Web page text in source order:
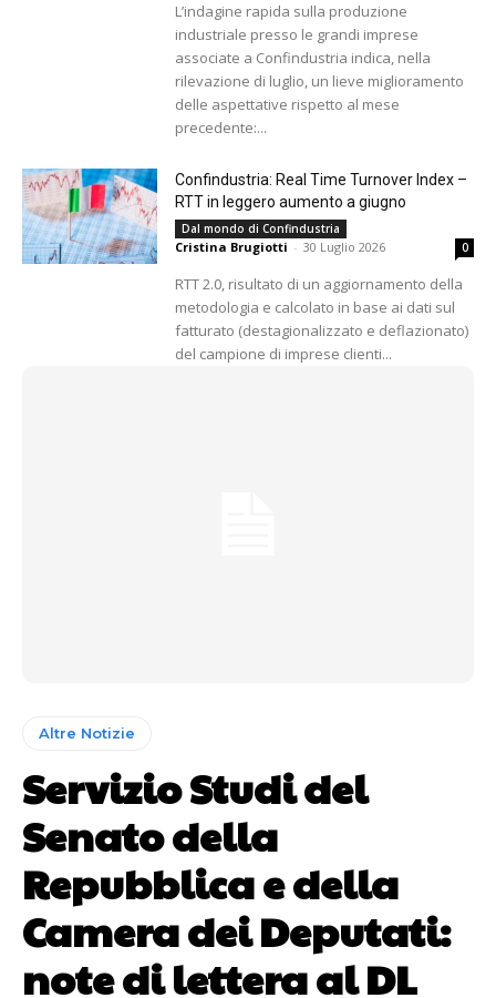
L’indagine rapida sulla produzione
industriale presso le grandi imprese
associate a Confindustria indica, nella
rilevazione di luglio, un lieve miglioramento
delle aspettative rispetto al mese
precedente:...
Confindustria: Real Time Turnover Index –
RTT in leggero aumento a giugno
Dal mondo di Confindustria
Cristina Brugiotti - 30 Luglio 2026 0
RTT 2.0, risultato di un aggiornamento della
metodologia e calcolato in base ai dati sul
fatturato (destagionalizzato e deflazionato)
del campione di imprese clienti...
Altre Notizie
Servizio Studi del
Senato della
Repubblica e della
Camera dei Deputati:
note di lettera al DL